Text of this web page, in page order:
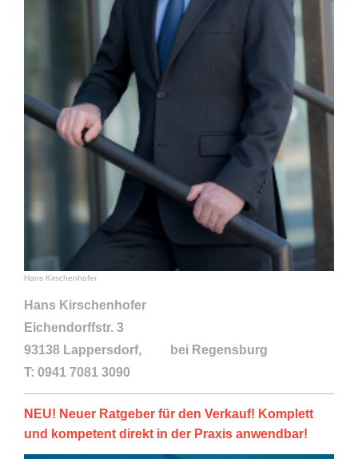
Hans Kirschenhofer
Hans Kirschenhofer
Eichendorffstr. 3
93138 Lappersdorf, bei Regensburg
T: 0941 7081 3090
NEU! Neuer Ratgeber für den Verkauf! Komplett
und kompetent direkt in der Praxis anwendbar!